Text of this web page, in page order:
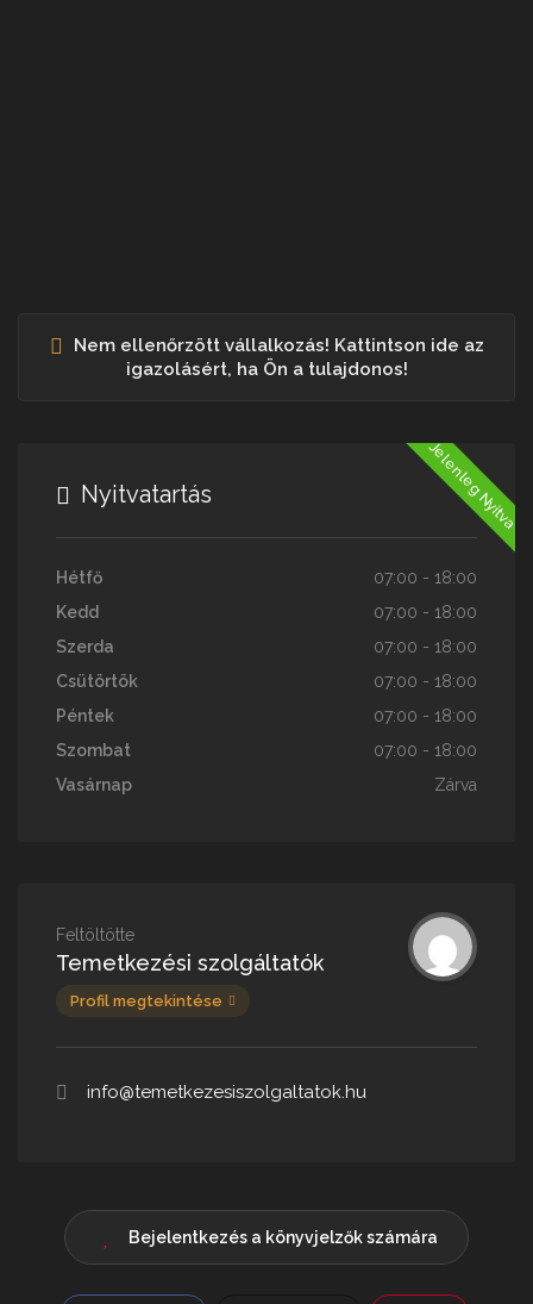
Nem ellenőrzött vállalkozás! Kattintson ide az
igazolásért, ha Ön a tulajdonos!
Jelenleg Nyitva
Nyitvatartás
Hétfő
07:00 - 18:00
Kedd
07:00 - 18:00
Szerda
07:00 - 18:00
Csütörtök
07:00 - 18:00
Péntek
07:00 - 18:00
Szombat
07:00 - 18:00
Vasárnap
Zárva
Feltöltötte
Temetkezési szolgáltatók
Profil megtekintése
info@temetkezesiszolgaltatok.hu
Bejelentkezés a könyvjelzők számára